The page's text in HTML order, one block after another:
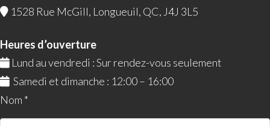
1528 Rue McGill, Longueuil, QC, J4J 3L5
Heures d’ouverture
Lund au vendredi : Sur rendez-vous seulement
Samedi et dimanche : 12:00 – 16:00
Nom *